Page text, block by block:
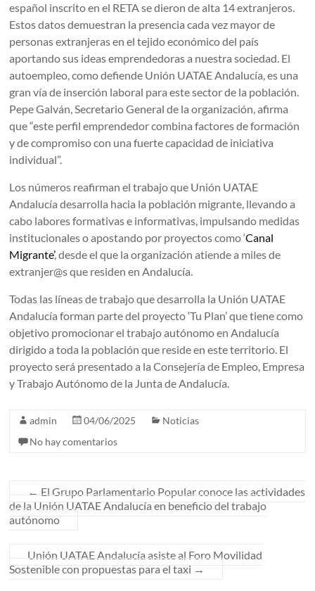
español inscrito en el RETA se dieron de alta 14 extranjeros.
Estos datos demuestran la presencia cada vez mayor de
personas extranjeras en el tejido económico del país
aportando sus ideas emprendedoras a nuestra sociedad. El
autoempleo, como defiende Unión UATAE Andalucía, es una
gran vía de inserción laboral para este sector de la población.
Pepe Galván, Secretario General de la organización, afirma
que “este perfil emprendedor combina factores de formación
y de compromiso con una fuerte capacidad de iniciativa
individual”.
Los números reafirman el trabajo que Unión UATAE
Andalucía desarrolla hacia la población migrante, llevando a
cabo labores formativas e informativas, impulsando medidas
institucionales o apostando por proyectos como ‘Canal
Migrante’, desde el que la organización atiende a miles de
extranjer@s que residen en Andalucía.
Todas las líneas de trabajo que desarrolla la Unión UATAE
Andalucía forman parte del proyecto ‘Tu Plan’ que tiene como
objetivo promocionar el trabajo autónomo en Andalucía
dirigido a toda la población que reside en este territorio. El
proyecto será presentado a la Consejería de Empleo, Empresa
y Trabajo Autónomo de la Junta de Andalucía.
admin 04/06/2025
Noticias
No hay comentarios
← El Grupo Parlamentario Popular conoce las actividades
de la Unión UATAE Andalucía en beneficio del trabajo
autónomo
Unión UATAE Andalucía asiste al Foro Movilidad
Sostenible con propuestas para el taxi →